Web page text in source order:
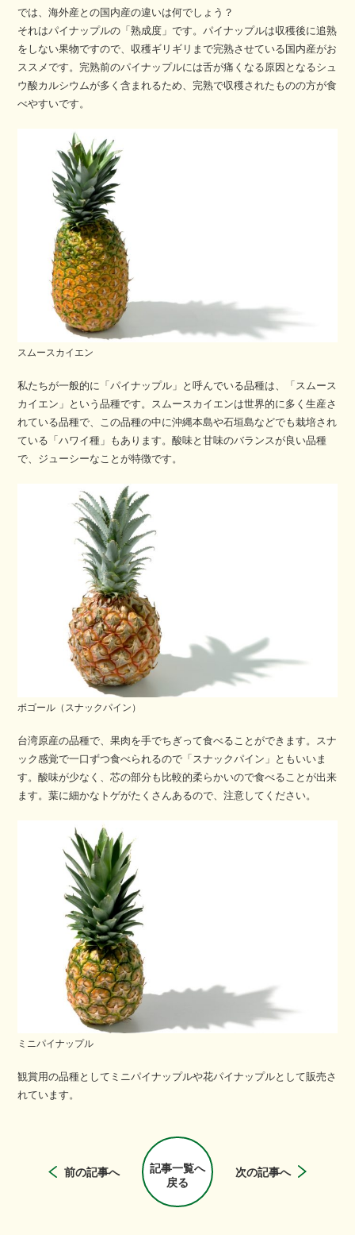
では、海外産との国内産の違いは何でしょう？
それはパイナップルの「熟成度」です。パイナップルは収穫後に追熟
をしない果物ですので、収穫ギリギリまで完熟させている国内産がお
ススメです。完熟前のパイナップルには舌が痛くなる原因となるシュ
ウ酸カルシウムが多く含まれるため、完熟で収穫されたものの方が食
べやすいです。
スムースカイエン
私たちが一般的に「パイナップル」と呼んでいる品種は、「スムース
カイエン」という品種です。スムースカイエンは世界的に多く生産さ
れている品種で、この品種の中に沖縄本島や石垣島などでも栽培され
ている「ハワイ種」もあります。酸味と甘味のバランスが良い品種
で、ジューシーなことが特徴です。
ボゴール（スナックパイン）
台湾原産の品種で、果肉を手でちぎって食べることができます。スナ
ック感覚で一口ずつ食べられるので「スナックパイン」ともいいま
す。酸味が少なく、芯の部分も比較的柔らかいので食べることが出来
ます。葉に細かなトゲがたくさんあるので、注意してください。
ミニパイナップル
観賞用の品種としてミニパイナップルや花パイナップルとして販売さ
れています。
前の記事へ
記事一覧へ
戻る
次の記事へ